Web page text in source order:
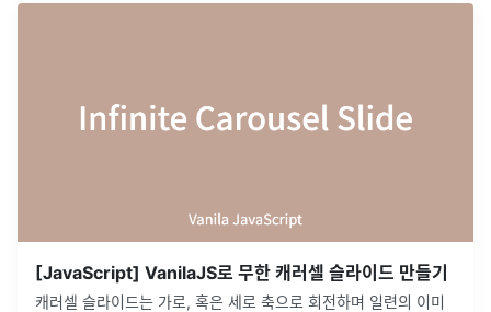
[JavaScript] VanilaJS로 무한 캐러셀 슬라이드 만들기
캐러셀 슬라이드는 가로, 혹은 세로 축으로 회전하며 일련의 이미